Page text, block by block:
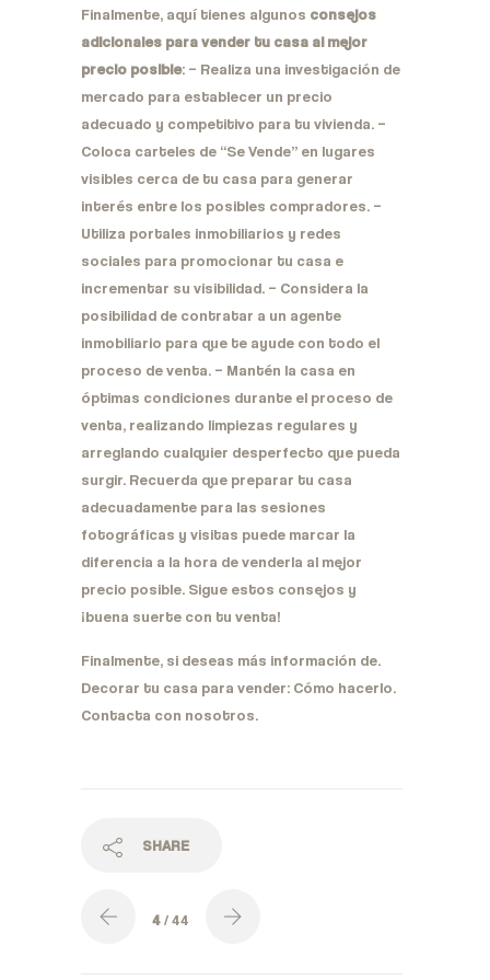
Finalmente, aquí tienes algunos consejos
adicionales para vender tu casa al mejor
precio posible: – Realiza una investigación de
mercado para establecer un precio
adecuado y competitivo para tu vivienda. –
Coloca carteles de “Se Vende” en lugares
visibles cerca de tu casa para generar
interés entre los posibles compradores. –
Utiliza portales inmobiliarios y redes
sociales para promocionar tu casa e
incrementar su visibilidad. – Considera la
posibilidad de contratar a un agente
inmobiliario para que te ayude con todo el
proceso de venta. – Mantén la casa en
óptimas condiciones durante el proceso de
venta, realizando limpiezas regulares y
arreglando cualquier desperfecto que pueda
surgir. Recuerda que preparar tu casa
adecuadamente para las sesiones
fotográficas y visitas puede marcar la
diferencia a la hora de venderla al mejor
precio posible. Sigue estos consejos y
¡buena suerte con tu venta!
Finalmente, si deseas más información de.
Decorar tu casa para vender: Cómo hacerlo.
Contacta con nosotros.
SHARE
4/ 44